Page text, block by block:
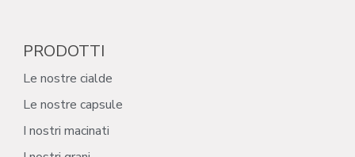
PRODOTTI
Le nostre cialde
Le nostre capsule
I nostri macinati